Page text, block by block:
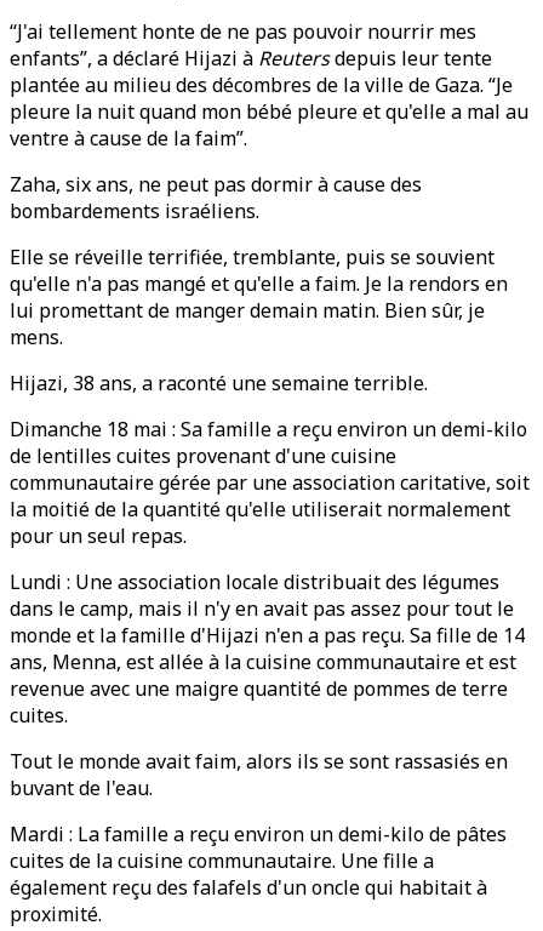
“J'ai tellement honte de ne pas pouvoir nourrir mes
enfants”, a déclaré Hijazi à Reutersdepuis leur tente
plantée au milieu des décombres de la ville de Gaza. “Je
pleure la nuit quand mon bébé pleure et qu'elle a mal au
ventre à cause de la faim”.
Zaha, six ans, ne peut pas dormir à cause des
bombardements israéliens.
Elle se réveille terrifiée, tremblante, puis se souvient
qu'elle n'a pas mangé et qu'elle a faim. Je la rendors en
lui promettant de manger demain matin. Bien sûr, je
mens.
Hijazi, 38 ans, a raconté une semaine terrible.
Dimanche 18 mai : Sa famille a reçu environ un demi-kilo
de lentilles cuites provenant d'une cuisine
communautaire gérée par une association caritative, soit
la moitié de la quantité qu'elle utiliserait normalement
pour un seul repas.
Lundi : Une association locale distribuait des légumes
dans le camp, mais il n'y en avait pas assez pour tout le
monde et la famille d'Hijazi n'en a pas reçu. Sa fille de 14
ans, Menna, est allée à la cuisine communautaire et est
revenue avec une maigre quantité de pommes de terre
cuites.
Tout le monde avait faim, alors ils se sont rassasiés en
buvant de l'eau.
Mardi : La famille a reçu environ un demi-kilo de pâtes
cuites de la cuisine communautaire. Une fille a
également reçu des falafels d'un oncle qui habitait à
proximité.